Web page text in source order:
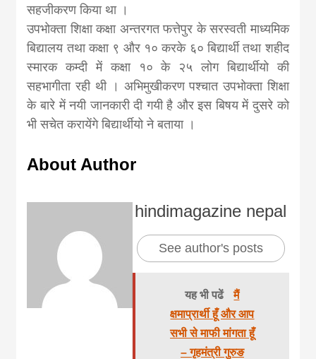
सहजीकरण किया था ।
उपभोक्ता शिक्षा कक्षा अन्तरगत फत्तेपुर के सरस्वती माध्यमिक
बिद्यालय तथा कक्षा ९ और १० करके ६० बिद्यार्थी तथा शहीद
स्मारक कम्दी में कक्षा १० के २५ लोग बिद्यार्थीयो की
सहभागीता रही थी । अभिमुखीकरण पश्चात उपभोक्ता शिक्षा
के बारे में नयी जानकारी दी गयी है और इस बिषय में दुसरे को
भी सचेत करायेंगे बिद्यार्थीयो ने बताया ।
About Author
hindimagazine nepal
See author's posts
यह भी पढें
मैं
क्षमाप्रार्थी हूँ और आप
सभी से माफी मांगता हूँ
– गृहमंत्री गुरुङ